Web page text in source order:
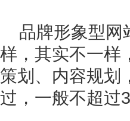
品牌形象型网
样，其实不一样
策划、内容规划
过，一般不超过3